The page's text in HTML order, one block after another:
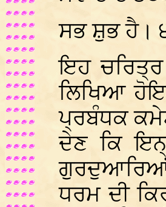
ਸਭ ਸ਼ੁਭ ਹੈ।
ਇਹ
ਲਿਖਿਆ
ਪ੍ਰਬੰਧਕ
ਦੇਣ ਕਿ
ਗੁਰਦੁਆਰਿਆਂ
ਧਰਮ ਦੀ